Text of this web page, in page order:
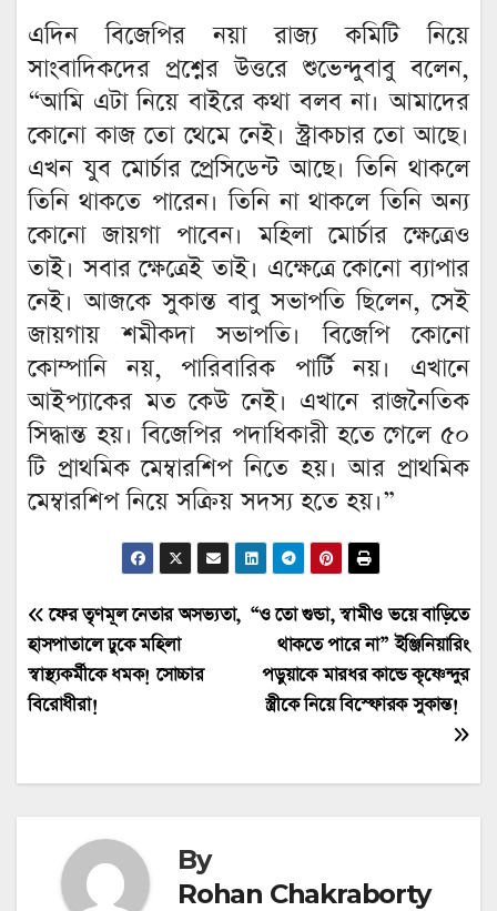
এদিন বিজেপির নয়া রাজ্য কমিটি নিয়ে
সাংবাদিকদের প্রশ্নের উত্তরে শুভেন্দুবাবু বলেন,
“আমি এটা নিয়ে বাইরে কথা বলব না। আমাদের
কোনো কাজ তো থেমে নেই। স্ট্রাকচার তো আছে।
এখন যুব মোর্চার প্রেসিডেন্ট আছে। তিনি থাকলে
তিনি থাকতে পারেন। তিনি না থাকলে তিনি অন্য
কোনো জায়গা পাবেন। মহিলা মোর্চার ক্ষেত্রেও
তাই। সবার ক্ষেত্রেই তাই। এক্ষেত্রে কোনো ব্যাপার
নেই। আজকে সুকান্ত বাবু সভাপতি ছিলেন, সেই
জায়গায় শমীকদা সভাপতি। বিজেপি কোনো
কোম্পানি নয়, পারিবারিক পার্টি নয়। এখানে
আইপ্যাকের মত কেউ নেই। এখানে রাজনৈতিক
সিদ্ধান্ত হয়। বিজেপির পদাধিকারী হতে গেলে ৫০
টি প্রাথমিক মেম্বারশিপ নিতে হয়। আর প্রাথমিক
মেম্বারশিপ নিয়ে সক্রিয় সদস্য হতে হয়।”
Post
navigation
“ও তো গুন্ডা, স্বামীও ভয়ে বাড়িতে
থাকতে পারে না” ইঞ্জিনিয়ারিং
পড়ুয়াকে মারধর কান্ডে কৃষ্ণেন্দুর
স্ত্রীকে নিয়ে বিস্ফোরক সুকান্ত!
ফের তৃণমূল নেতার অসভ্যতা,
হাসপাতালে ঢুকে মহিলা
স্বাস্থ্যকর্মীকে ধমক! সোচ্চার
বিরোধীরা!
By
Rohan Chakraborty